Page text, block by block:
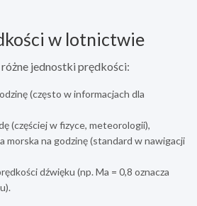
w lotnictwie
jednostki prędkości:
(często w informacjach dla
(częściej w fizyce, meteorologii),
morska na godzinę (standard w nawigacji
dźwięku (np. Ma = 0,8 oznacza